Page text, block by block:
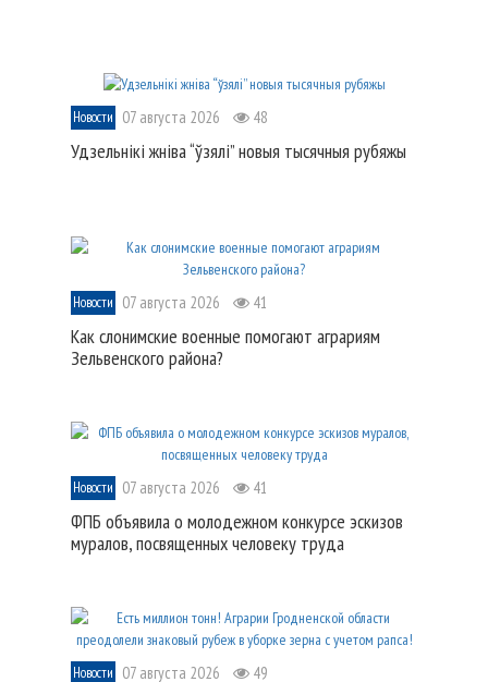
Новости 07 августа 2026 48
Удзельнікі жніва “ўзялі” новыя тысячныя рубяжы
Новости 07 августа 2026 41
Как слонимские военные помогают аграриям
Зельвенского района?
Новости 07 августа 2026 41
ФПБ объявила о молодежном конкурсе эскизов
муралов, посвященных человеку труда
Новости 07 августа 2026 49